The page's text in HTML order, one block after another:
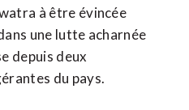
à être évincée
une lutte acharnée
depuis deux
du pays.